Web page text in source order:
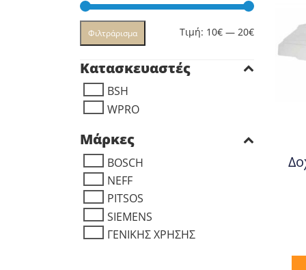
ΡΑΚΌΡ
Ελάχιστη
Μέγιστη
Φιλτράρισμα Τιμή: 10€ — 20€
Κατασκευαστές
BSH
WPRO
Μάρκες
BOSCH
NEFF
PITSOS
SIEMENS
ΓΕΝΙΚΗΣ ΧΡΗΣΗΣ